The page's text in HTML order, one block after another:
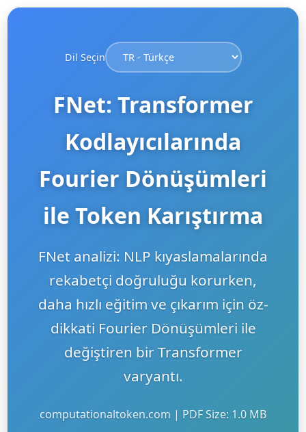
Dil Seçin
FNet: Transformer
Kodlayıcılarında
Fourier Dönüşümleri
ile Token Karıştırma
FNet analizi: NLP kıyaslamalarında
rekabetçi doğruluğu korurken,
daha hızlı eğitim ve çıkarım için öz-
dikkati Fourier Dönüşümleri ile
değiştiren bir Transformer
varyantı.
computationaltoken.com | PDF Size: 1.0 MB